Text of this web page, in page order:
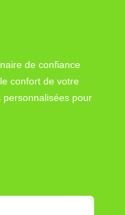
de confiance
confort de votre
personnalisées pour